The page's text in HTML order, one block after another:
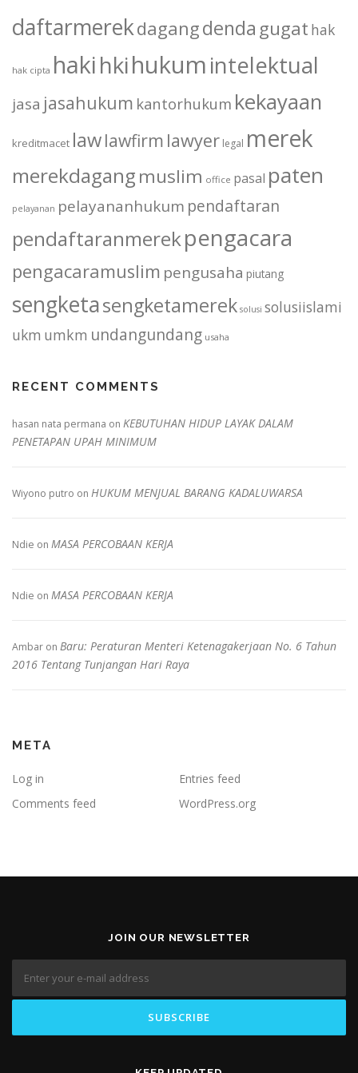
daftarmerekdagangdenda gugat hak
hak cipta hakihkihukumintelektual
jasa jasahukum kantorhukum kekayaan
kreditmacet lawlawfirm lawyer legal merek
merekdagangmuslim office pasal paten
pelayanan pelayananhukum pendaftaran
pendaftaranmerekpengacara
pengacaramuslim pengusaha piutang
sengketasengketamerek solusi solusiislami
ukm umkm undangundang usaha
RECENT COMMENTS
hasan nata permana on KEBUTUHAN HIDUP LAYAK DALAM
PENETAPAN UPAH MINIMUM
Wiyono putro on HUKUM MENJUAL BARANG KADALUWARSA
Ndie on MASA PERCOBAAN KERJA
Ndie on MASA PERCOBAAN KERJA
Ambar on Baru: Peraturan Menteri Ketenagakerjaan No. 6 Tahun
2016 Tentang Tunjangan Hari Raya
META
Log in
Entries feed
Comments feed
WordPress.org
JOIN OUR NEWSLETTER